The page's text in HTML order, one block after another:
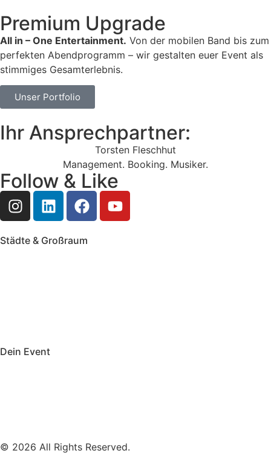
Premium Upgrade
All in – One Entertainment. Von der mobilen Band bis zum
perfekten Abendprogramm – wir gestalten euer Event als
stimmiges Gesamterlebnis.
Unser Portfolio
Ihr Ansprechpartner:
Torsten Fleschhut
Management. Booking. Musiker.
Follow & Like
Städte & Großraum
Dein Event
© 2026 All Rights Reserved.